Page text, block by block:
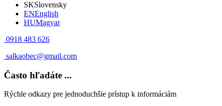
SKSlovensky
ENEnglish
HUMagyar
0918 483 626
salkaobec@gmail.com
Často hľadáte ...
Rýchle odkazy pre jednoduchšie prístup k informáciám